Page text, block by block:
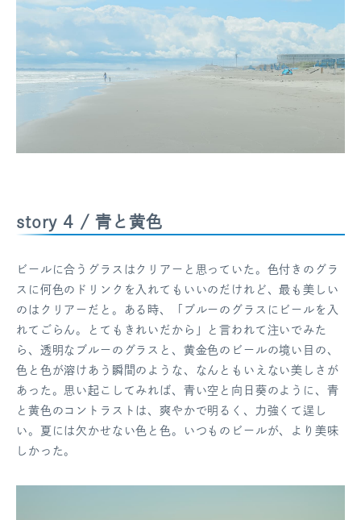
story 4 / 青と黄色
ビールに合うグラスはクリアーと思っていた。色付きのグラ
スに何色のドリンクを入れてもいいのだけれど、最も美しい
のはクリアーだと。ある時、「ブルーのグラスにビールを入
れてごらん。とてもきれいだから」と言われて注いでみた
ら、透明なブルーのグラスと、黄金色のビールの境い目の、
色と色が溶けあう瞬間のような、なんともいえない美しさが
あった。思い起こしてみれば、青い空と向日葵のように、青
と黄色のコントラストは、爽やかで明るく、力強くて逞し
い。夏には欠かせない色と色。いつものビールが、より美味
しかった。